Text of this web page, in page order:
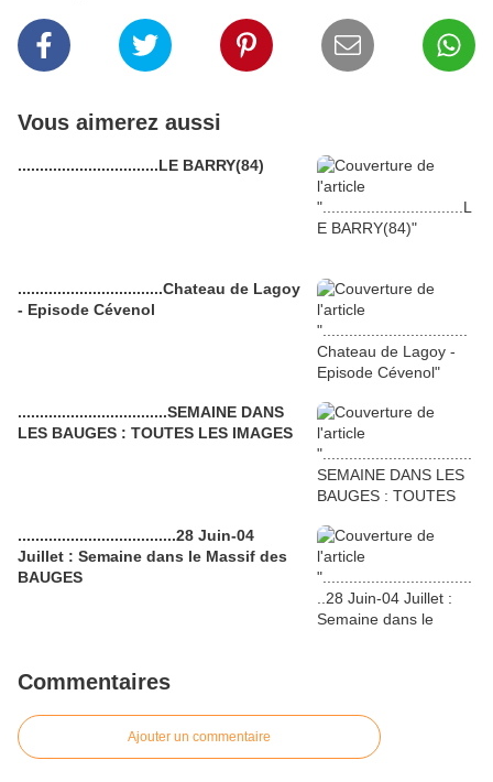
Vous aimerez aussi
................................LE BARRY(84)
.................................Chateau de Lagoy
- Episode Cévenol
..................................SEMAINE DANS
LES BAUGES : TOUTES LES IMAGES
....................................28 Juin-04
Juillet : Semaine dans le Massif des
BAUGES
Commentaires
Ajouter un commentaire